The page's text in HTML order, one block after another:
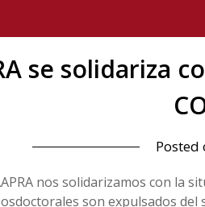
se solidariza
Posted
nos solidarizamos con la
son expulsados